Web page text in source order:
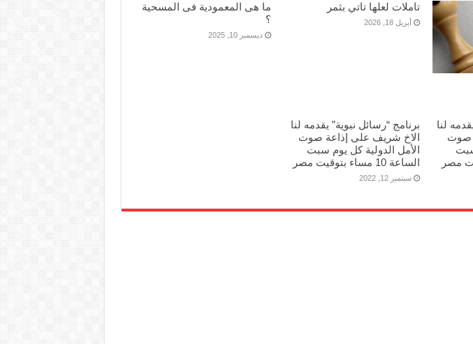
تاملات لعلها تاتي بثمر
أبريل 18, 2026
ما هى المعمودية فى المسحية
؟
ديسمبر 10, 2025
لنا
صوت
برنامج “رسائل نبوية” يقدمه لنا
الاخ شريف على إذاعة صوت
الأمل الدولية كل يوم سبت
الساعة 10 مساء بتوقيت مصر
سبتمبر 12, 2022